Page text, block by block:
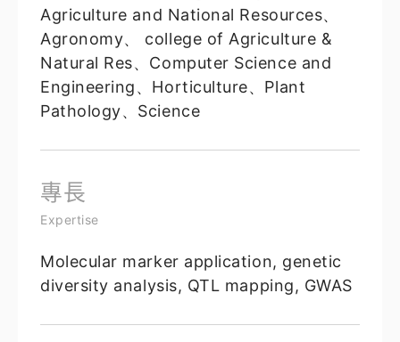
Agriculture and National Resources、
Agronomy、 college of Agriculture &
Natural Res、Computer Science and
Engineering、Horticulture、Plant
Pathology、Science
專長
Expertise
Molecular marker application, genetic
diversity analysis, QTL mapping, GWAS